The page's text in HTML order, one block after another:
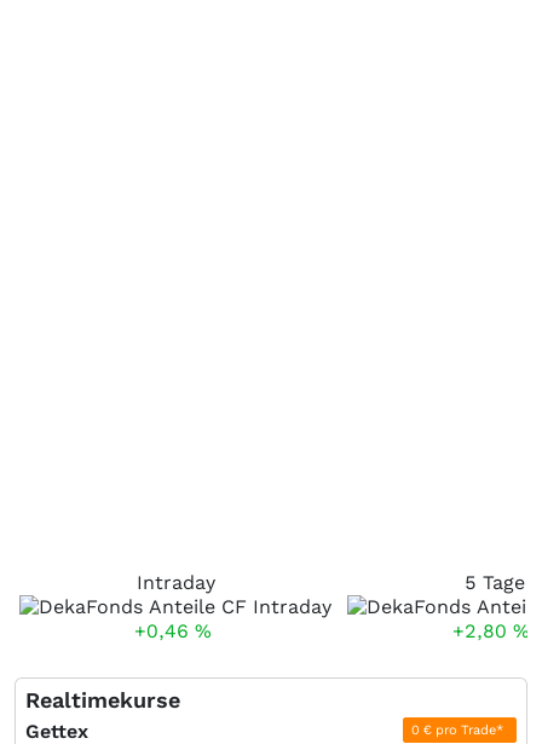
Intraday
+0,46 %
5 Tage
+2,80 %
Realtimekurse
Gettex 0 € pro Trade*